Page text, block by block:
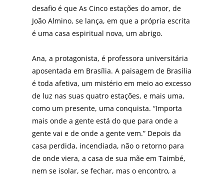
desa­fio é que As Cinco estações do amor, de
João Almino, se lança, em que a própria escrita
é uma casa espiritual nova, um abrigo.
Ana, a protagonista, é professora universitária
aposentada em Brasília. A paisagem de Brasília
é toda afetiva, um mistério em meio ao excesso
de luz nas suas quatro estações, e mais uma,
como um presente, uma conquista. “Importa
mais onde a gente está do que para onde a
gente vai e de onde a gen­te vem.” Depois da
casa perdida, incendiada, não o retor­no para
de onde viera, a casa de sua mãe em Taimbé,
nem se isolar, se fechar, mas o encontro, a